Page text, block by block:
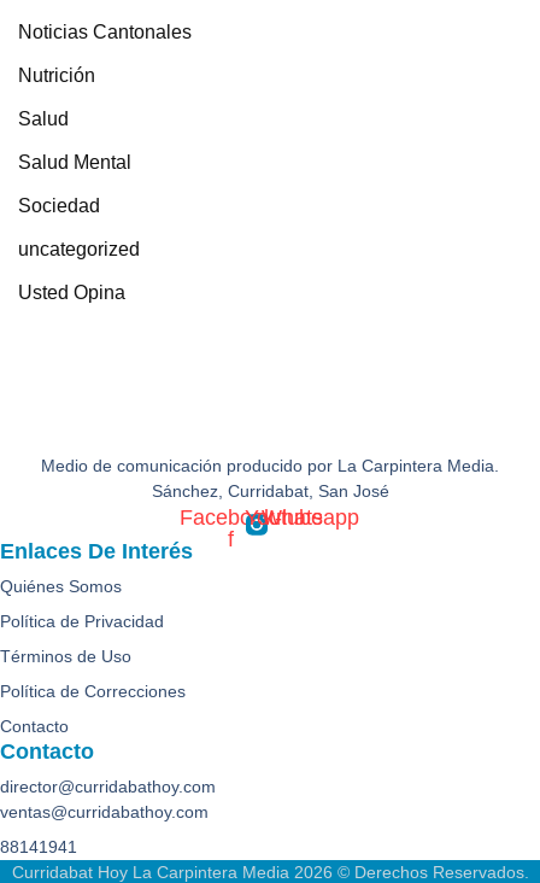
Noticias Cantonales
Nutrición
Salud
Salud Mental
Sociedad
uncategorized
Usted Opina
Medio de comunicación producido por La Carpintera Media.
Sánchez, Curridabat, San José
Facebook-
f
Youtube
Whatsapp
Enlaces De Interés
Quiénes Somos
Política de Privacidad
Términos de Uso
Política de Correcciones
Contacto
Contacto
director@curridabathoy.com
ventas@curridabathoy.com
88141941
Curridabat Hoy La Carpintera Media 2026 © Derechos Reservados.